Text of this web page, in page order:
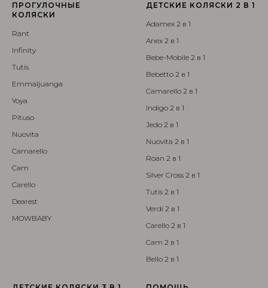
ПРОГУЛОЧНЫЕ
КОЛЯСКИ
Rant
Infinity
Tutis
Emmaljuanga
Yoya
Pituso
Nuovita
Camarello
Cam
Carello
Dearest
MOWBABY
ДЕТСКИЕ КОЛЯСКИ 2 В 1
Adamex 2 в 1
Anex 2 в 1
Bebe-Mobile 2 в 1
Bebetto 2 в 1
Camarello 2 в 1
Indigo 2 в 1
Jedo 2 в 1
Nuovita 2 в 1
Roan 2 в 1
Silver Cross 2 в 1
Tutis 2 в 1
Verdi 2 в 1
Carello 2 в 1
Cam 2 в 1
Bello 2 в 1